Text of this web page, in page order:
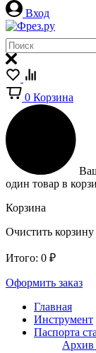
Вход
0 Корзина
один товар в
Корзина
Очистить корзину
Итого: 0 ₽
Оформить заказ
Главная
Инструмент
Паспорта
Архив